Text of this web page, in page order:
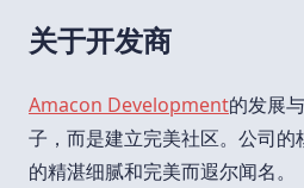
关于开发商
Amacon Development的发展
子，而是建立完美社区。公司
的精湛细腻和完美而遐尔闻名。